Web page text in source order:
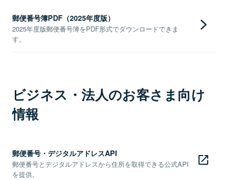
郵便番号簿PDF（2025年度版）
2025年度版郵便番号簿をPDF形式でダウンロードできま
す。
ビジネス・法人のお客さま向け
情報
郵便番号・デジタルアドレスAPI
郵便番号とデジタルアドレスから住所を取得できる公式API
を提供。